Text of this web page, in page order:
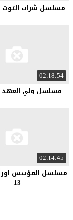
مسلسل شراب التوت
02:18:54
مسلسل ولي العهد
02:14:45
مسلسل المؤسس
13